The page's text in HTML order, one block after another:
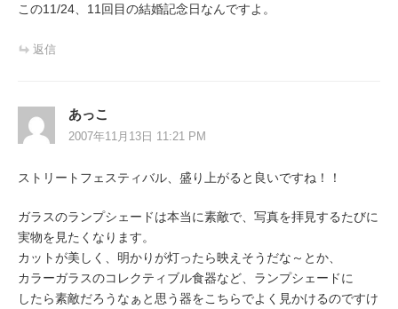
この11/24、11回目の結婚記念日なんですよ。
返信
あっこ
2007年11月13日 11:21 PM
ストリートフェスティバル、盛り上がると良いですね！！
ガラスのランプシェードは本当に素敵で、写真を拝見するたびに
実物を見たくなります。
カットが美しく、明かりが灯ったら映えそうだな～とか、
カラーガラスのコレクティブル食器など、ランプシェードに
したら素敵だろうなぁと思う器をこちらでよく見かけるのですけ